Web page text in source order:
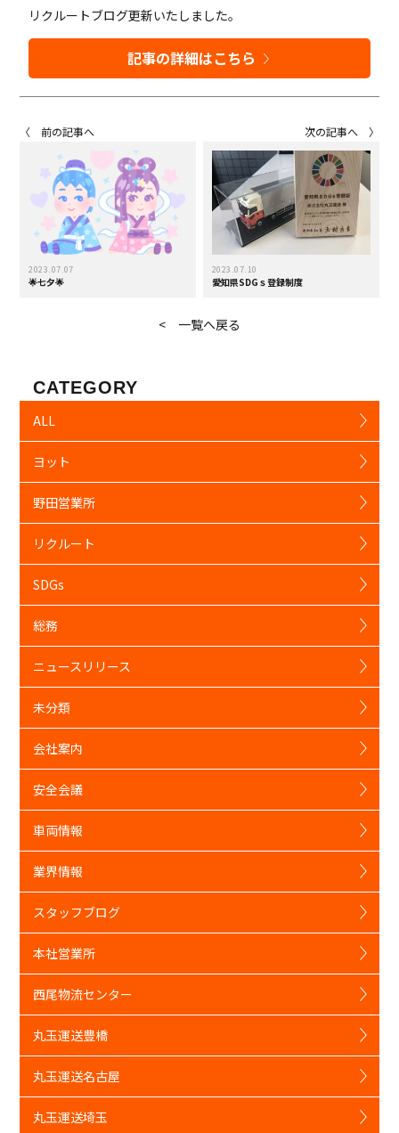
リクルートブログ更新いたしました。
記事の詳細はこちら
〈 前の記事へ
2023.07.07
🌟七夕🌟
次の記事へ 〉
2023.07.10
愛知県SDGｓ登録制度
< 一覧へ戻る
CATEGORY
ALL
ヨット
野田営業所
リクルート
SDGs
総務
ニュースリリース
未分類
会社案内
安全会議
車両情報
業界情報
スタッフブログ
本社営業所
西尾物流センター
丸玉運送豊橋
丸玉運送名古屋
丸玉運送埼玉